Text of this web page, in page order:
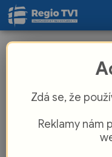
„kamaráda“.
Zdá se, že
Reklamy nám